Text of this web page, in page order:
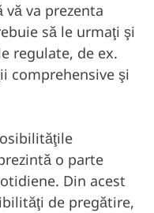
va prezenta
să le urmaţi şi
regulate, de ex.
comprehensive şi
o parte
Din acest
de pregătire,